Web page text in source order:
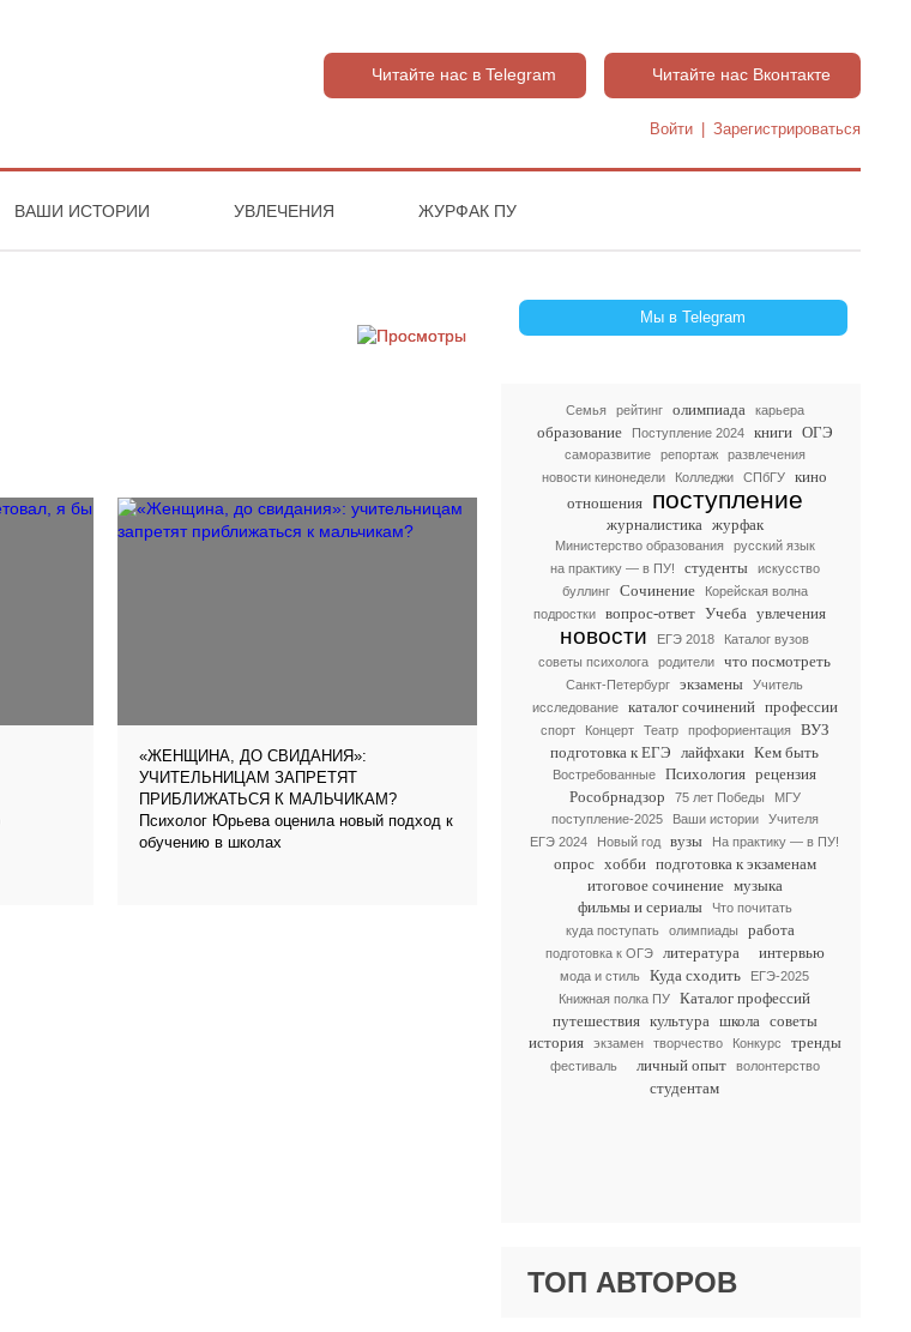
Читайте нас в Telegram Читайте нас Вконтакте
Войти Зарегистрироваться
ВАШИ ИСТОРИИ УВЛЕЧЕНИЯ ЖУРФАК ПУ
Мы в Telegram
Семья рейтинг олимпиада карьера
образование Поступление 2024 книги ОГЭ
саморазвитие репортаж
развлечения
новости кинонедели
Колледжи СПбГУ
кино
отношения
поступление
журналистика журфак
Министерство образования
русский язык
на практику — в ПУ!
студенты
искусство
буллинг
Сочинение
Корейская волна
подростки
вопрос-ответ Учеба увлечения
новости ЕГЭ 2018
Каталог вузов
советы психолога
родители что посмотреть
Санкт-Петербург экзамены
Учитель
исследование
каталог сочинений профессии
спорт Концерт Театр профориентация
ВУЗ
подготовка к ЕГЭ
лайфхаки Кем быть
Востребованные Психология рецензия
Рособрнадзор
75 лет Победы
МГУ
поступление-2025
Ваши истории
Учителя
ЕГЭ 2024
Новый год вузы На практику — в ПУ!
опрос хобби подготовка к экзаменам
итоговое сочинение музыка
фильмы и сериалы
Что почитать
куда поступать
олимпиады работа
подготовка к ОГЭ литература интервью
мода и стиль Куда сходить
ЕГЭ-2025
Книжная полка ПУ
Каталог профессий
путешествия культура школа советы
история
экзамен творчество Конкурс тренды
фестиваль личный опыт волонтерство
студентам
ТОП АВТОРОВ
«ЖЕНЩИНА, ДО СВИДАНИЯ»:
УЧИТЕЛЬНИЦАМ ЗАПРЕТЯТ
ПРИБЛИЖАТЬСЯ К МАЛЬЧИКАМ?
Психолог Юрьева оценила новый подход к
обучению в школах